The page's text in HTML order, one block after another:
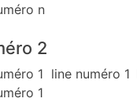
n
2
1 line numéro 1
1